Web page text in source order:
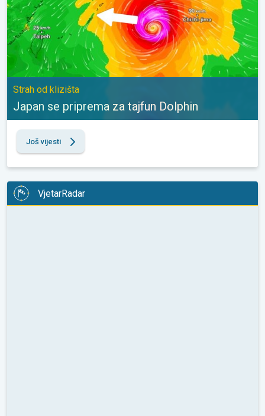
Strah od klizišta
Japan se priprema za tajfun Dolphin
Još vijesti
VjetarRadar